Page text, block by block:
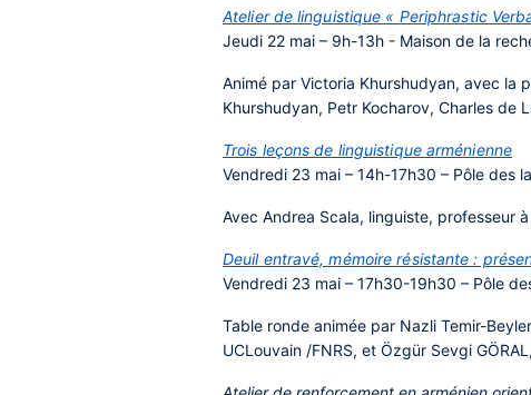
Atelier de linguistique « Periphrastic
Jeudi 22 mai – 9h-13h - Maison de la
Animé par Victoria Khurshudyan, avec la
Khurshudyan, Petr Kocharov, Charles de
Trois leçons de linguistique arménienne
Vendredi 23 mai – 14h-17h30 – Pôle des
Avec Andrea Scala, linguiste, professeur à
Deuil entravé, mémoire résistante :
Vendredi 23 mai – 17h30-19h30 – Pôle
Table ronde animée par Nazli Temir-
UCLouvain /FNRS, et Özgür Sevgi